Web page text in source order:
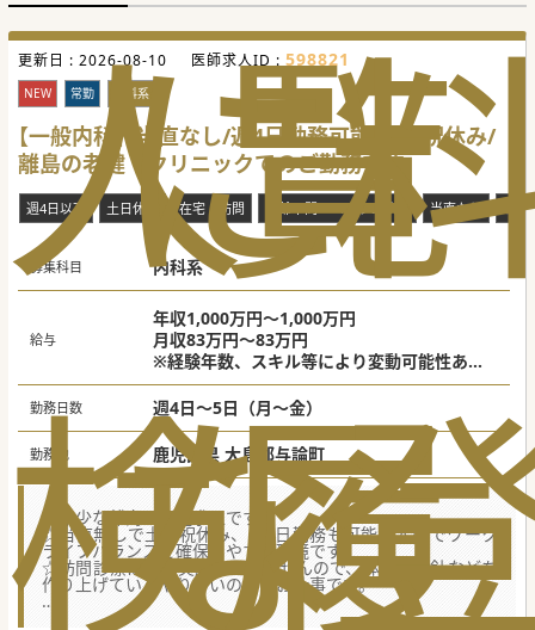
人
検
に
な
覧
履
更新日 : 2026-08-10 医師求人ID : 598821
NEW 常勤 内科系
【一般内科】当直なし/週4日勤務可能/土日祝休み/
離島の老健・クリニックでのご勤務です
週4日以下 土日休み 在宅・訪問 年齢不問・ベテラン歓迎 当直なし 専
募集科目 内科系
給与
年収1,000万円～1,000万円
月収83万円～83万円
※経験年数、スキル等により変動可能性あ
り）
勤務日数 週4日～5日（月～金）
勤務地 鹿児島県 大島郡与論町
☆希少な離島の老健求人です。
☆当直無しで土日祝休み、週4日勤務も可能ですのでワーク
ライフバランスを確保しやすい環境です。
☆訪問診療はまだ実施していませんので、体制や方針などを
作り上げていくやりがいのあるお仕事です。
★☆コンサルタントからのメッセージ★☆